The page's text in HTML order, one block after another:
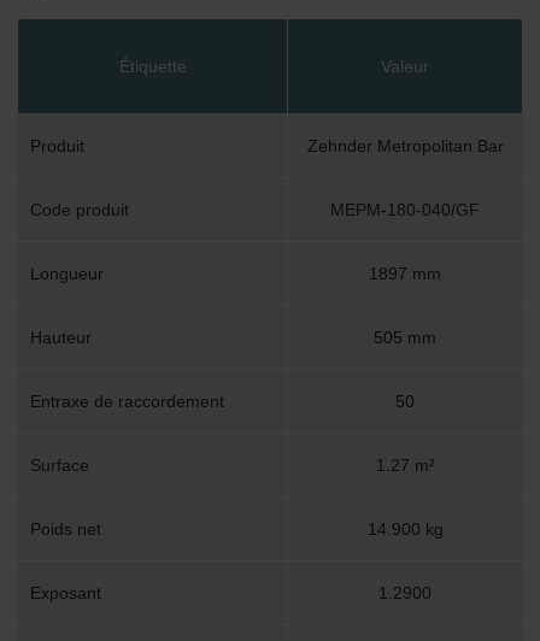
Étiquette Valeur
Produit Zehnder Metropolitan Bar
Code produit MEPM-180-040/GF
Longueur 1897 mm
Hauteur 505 mm
Entraxe de raccordement 50
Surface 1.27 m²
Poids net 14.900 kg
Exposant 1.2900